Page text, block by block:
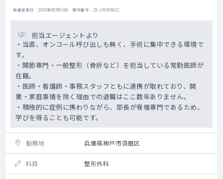
掲載更新日 : 2026年08月03日 案件番号 : 25-JW304622
担当エージェントより
・当直、オンコール呼び出しも無く、手術に集中できる環境で
す。
・関節専門・一般整形（骨折など）を担当している常勤医師が
在籍。
・医師・看護師・事務スタッフともに連携が取れており、開
業・家庭事情を除く理由での退職はここ数年ありません。
・積極的に症例に携わりながら、部長が脊椎専門であるため、
学びを得ることも可能です。
勤務地 兵庫県神戸市須磨区
科目 整形外科